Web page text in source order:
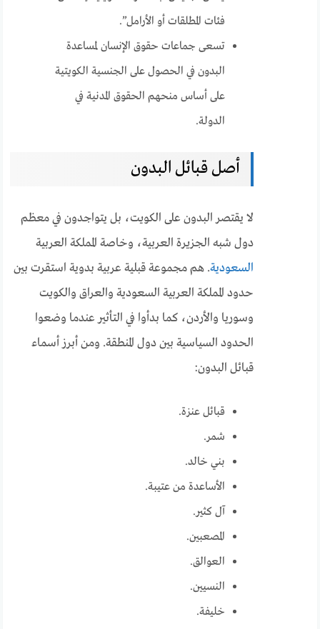
فئات المطلقات أو الأرامل”.
تسعى جماعات حقوق الإنسان لمساعدة
البدون في الحصول على الجنسية الكويتية
على أساس منحهم الحقوق المدنية في
الدولة.
أصل قبائل البدون
لا يقتصر البدون على الكويت، بل يتواجدون في معظم
دول شبه الجزيرة العربية، وخاصة المملكة العربية
السعودية. هم مجموعة قبلية عربية بدوية استقرت بين
حدود المملكة العربية السعودية والعراق والكويت
وسوريا والأردن، كما بدأوا في التأثير عندما وضعوا
الحدود السياسية بين دول المنطقة. ومن أبرز أسماء
قبائل البدون:
قبائل عنزة.
شمر.
بني خالد.
الأساعدة من عتيبة.
آل كثير.
المصعبين.
العوالق.
النسيين.
خليفة.